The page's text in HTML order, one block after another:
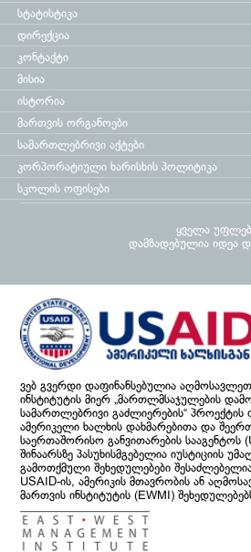
სტატისტიკა
დირექცია
კონტაქტი
მისია
ისტორია
მართვის ორგანოები
სამართლებრივი აქტები
კორპორატიული ხარისხის პოლიტიკა
სკოლის ოფისები
ყველა
დამზადებულიაიდეა
ვებ გვერდი დაფინანსებულია
ინსტიტუტის მიერ „მართლმსაჯულების
სამართლებრივი გაძლიერების“ პროექტის
ამერიკელი ხალხის დახმარებითა და
საერთაშორისო განვითარების სააგენტოს
შინაარსზე პასუხისმგებელია იუსტიციის
გამოთქმული შეხედულებები
USAID-ის, ამერიკის მთავრობის ან
მართვის ინსტიტუტის (EWMI)